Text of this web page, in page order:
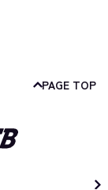
PAGE TOP